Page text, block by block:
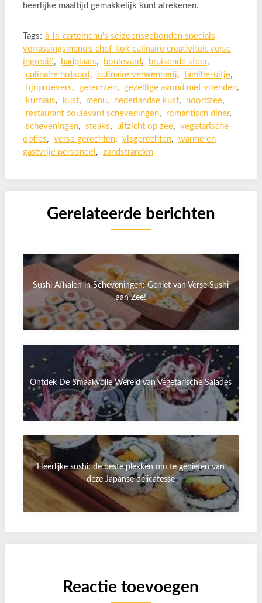
heerlijke maaltijd gemakkelijk kunt afrekenen.
Tags: à-la-cartemenu's seizoensgebonden specials
verrassingsmenu's chef-kok culinaire creativiteit verse
ingredië, badplaats, boulevard, bruisende sfeer,
culinaire hotspot, culinaire verwennerij, familie-uitje,
fijnproevers, gerechten, gezellige avond met vrienden,
kurhaus, kust, menu, nederlandse kust, noordzee,
restaurant boulevard scheveningen, romantisch diner,
scheveningen, steaks, uitzicht op zee, vegetarische
opties, verse gerechten, visgerechten, warme en
gastvrije personeel , zandstranden
Gerelateerde berichten
Sushi Afhalen in Scheveningen: Geniet van Verse Sushi
aan Zee!
Ontdek De Smaakvolle Wereld van Vegetarische Salades
Heerlijke sushi: de beste plekken om te genieten van
deze Japanse delicatesse
Reactie toevoegen